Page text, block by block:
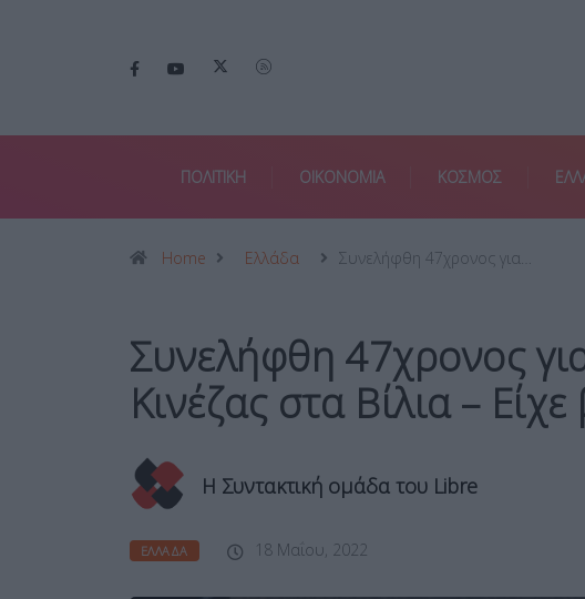
ΠΟΛΙΤΙΚΗ ΟΙΚΟΝΟΜΙΑ ΚΟΣΜΟΣ
Home Ελλάδα Συνελήφθη 47χρονος για…
Συνελήφθη 47χρονος
Κινέζας στα Βίλια –
Η Συντακτική ομάδα του Libre
ΕΛΛΆΔΑ 18 Μαΐου, 2022